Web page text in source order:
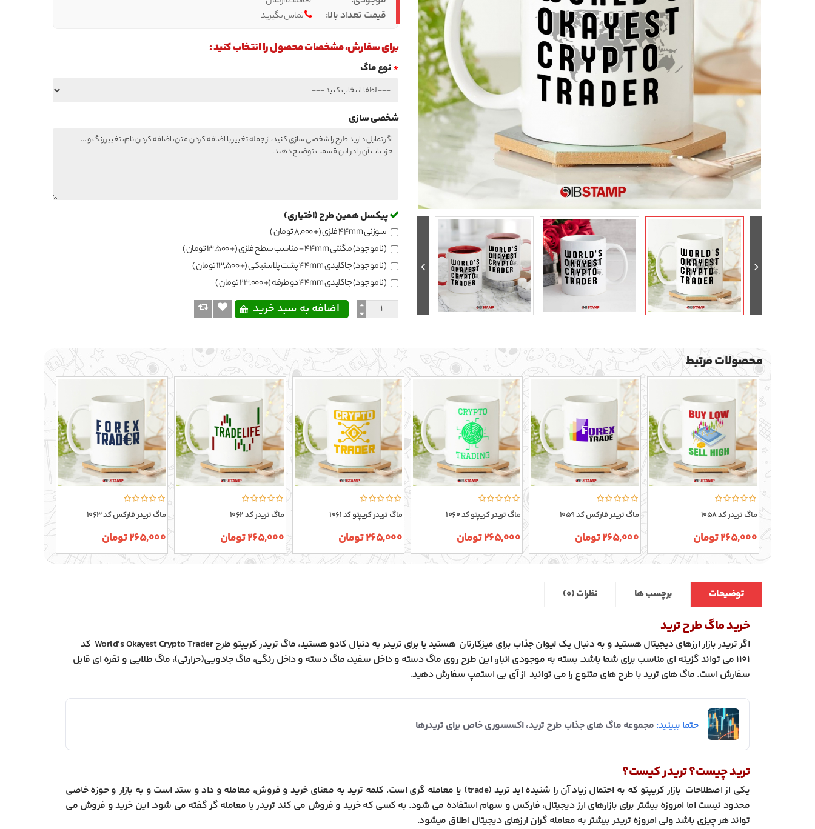
قیمت تعداد بالا: تماس بگیرید
برای سفارش، مشخصات محصول را انتخاب کنید :
نوع ماگ
شخصی سازی
پیکسل همین طرح (اختیاری)
سوزنی 44mm فلزی
(+ 8,000 تومان )
(ناموجود) مگنتی 44mm - مناسب سطح فلزی
(+ 13,500 تومان )
(ناموجود) جاکلیدی 44mm پشت پلاستیکی
(+ 13,500 تومان )
(ناموجود) جاکلیدی 44mm دو طرفه
(+ 23,000 تومان )
محصولات مرتبط
ماگ تریدر کد 1058
265,000 تومان
ماگ تریدر فارکس کد 1059
265,000 تومان
ماگ تریدر کریپتو کد 1060
265,000 تومان
ماگ تریدر کریپتو کد 1061
265,000 تومان
ماگ تریدر کد 1062
265,000 تومان
ماگ تریدر فارکس کد 1063
265,000 تومان 265,000 تومان
توضیحات برچسب ها نظرات (0)
خرید ماگ طرح ترید
اگر تریدر بازار ارزهای دیجیتال هستید و به دنبال یک لیوان جذاب برای میزکارتان هستید یا برای تریدر به دنبال کادو هستید، ماگ تریدر کریپتو طرح World's Okayest Crypto Trader کد
1101 می تواند گزینه ای مناسب برای شما باشد. بسته به موجودی انبار، این طرح روی ماگ دسته و داخل سفید، ماگ دسته و داخل رنگی، ماگ جادویی(حرارتی)، ماگ طلایی و نقره ای قابل
سفارش است. ماگ های ترید با طرح های متنوع را می توانید از آی بی استمپ سفارش دهید.
حتما ببینید: مجموعه ماگ های جذاب طرح ترید، اکسسوری خاص برای تریدرها
ترید چیست؟ تریدر کیست؟
یکی از اصطلاحات بازار کریپتو که به احتمال زیاد آن را شنیده اید ترید (trade) یا معامله گری است. کلمه ترید به معنای خرید و فروش، معامله و داد و ستد است و به بازار و حوزه خاصی
محدود نیست اما امروزه بیشتر برای بازارهای ارز دیجیتال، فارکس و سهام استفاده می شود. به کسی که خرید و فروش می کند تریدر یا معامله گر گفته می شود. این خرید و فروش می
تواند هر چیزی باشد ولی امروزه تریدر بیشتر به معامله گران ارزهای دیجیتال اطلاق میشود.